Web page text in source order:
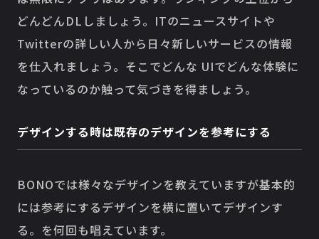
どんどんDLしましょう。ITのニュースサイトや
Twitterの詳しい人から日々新しいサービスの情報
を仕入れましょう。そこでどんな UIでどんな体験に
なっているのか触って気づきを得ましょう。
デザインする時は既存のデザインを参考にする
BONOでは様々なデザインを教えていますが基本的
には参考にするデザインを横に置いてデザインす
る。を何回も唱えています。